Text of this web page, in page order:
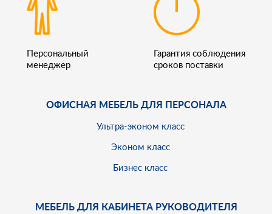
Персональный
менеджер
Гарантия соблюдения
сроков поставки
ОФИСНАЯ МЕБЕЛЬ ДЛЯ ПЕРСОНАЛА
Ультра-эконом класс
Эконом класс
Бизнес класс
МЕБЕЛЬ ДЛЯ КАБИНЕТА РУКОВОДИТЕЛЯ